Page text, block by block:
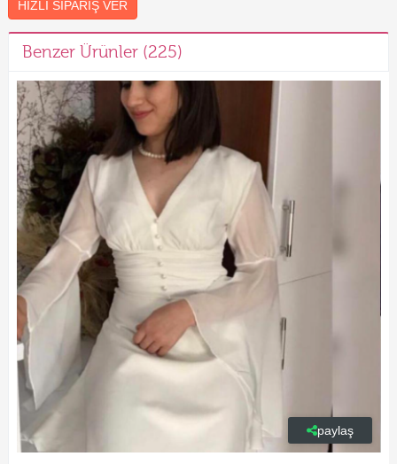
HIZLI SIPARIŞ VER
Benzer Ürünler (225)
paylaş